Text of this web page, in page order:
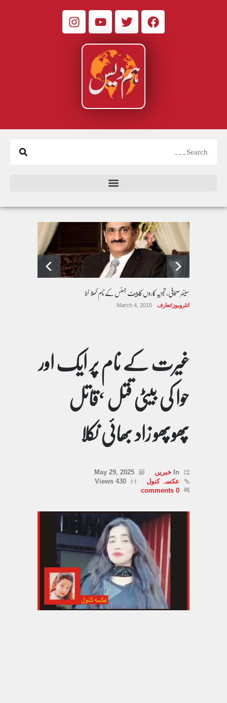
سینئر صحافی، تجزیہ کاروں کا چیف جسٹس کے نام کھلا خط
انٹرویوز/تعارف March 4, 2015
غیرت کے نام پر ایک اور
حوا کی بیٹی قتل ‘قاتل
پھوپھو زاد بھائی نکلا
In خبریں
May 29, 2025
عکسہ کنول
430 Views
0 comments